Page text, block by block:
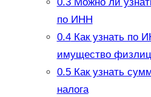
0.3Можно ли
по ИНН
0.4Как узнать по
имущество
0.5Как узнать
налога